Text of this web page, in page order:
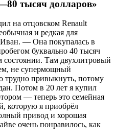
тысяч долларов»
на отцовском Renault
и редкая для
— Она покупалась в
буквально 40 тысяч
состоянии. Там двухлитровый
не супермощный
трудно привыкнуть, потому
Потом в 20 лет я купил
— теперь это семейная
которую я приобрёл
привод и хорошая
очень понравилось, как